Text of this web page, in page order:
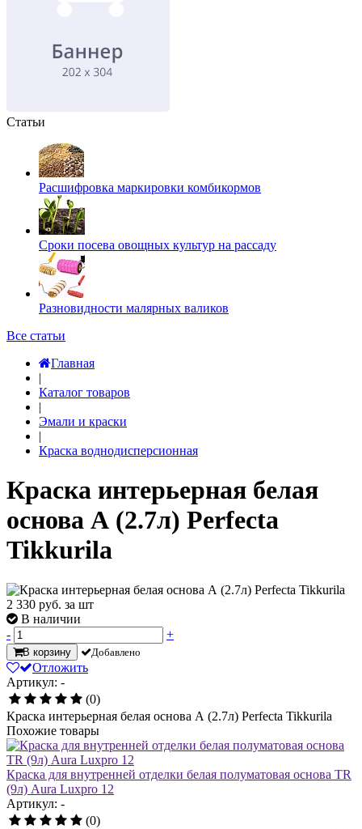
Статьи
Расшифровка маркировки комбикормов
Сроки посева овощных культур на рассаду
Разновидности малярных валиков
Все статьи
Главная
|
Каталог товаров
|
Эмали и краски
|
Краска воднодисперсионная
Краска интерьерная белая
основа А (2.7л) Perfecta
Tikkurila
2 330 руб. за шт
В наличии
-
+
В корзину Добавлено
Отложить
Артикул: -
(0)
Краска интерьерная белая основа А (2.7л) Perfecta Tikkurila
Похожие товары
Краска для внутренней отделки белая полуматовая основа TR
(9л) Аura Luxpro 12
Артикул: -
(0)